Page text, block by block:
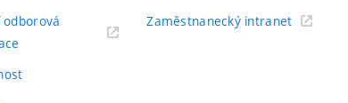
odborová
Zaměstnanecký intranet(externí